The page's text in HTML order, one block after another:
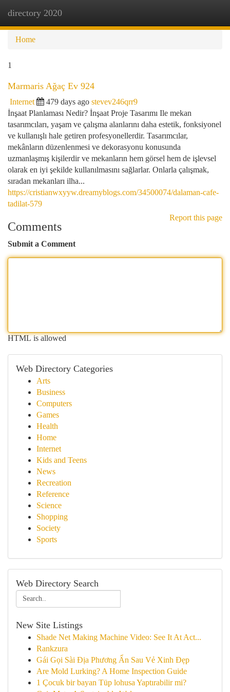
directory 2020
Home
1
Marmaris Ağaç Ev 924
Internet 479 days ago stevev246qrr9
İnşaat Planlaması Nedir? İnşaat Proje Tasarımı Ile mekan
tasarımcıları, yaşam ve çalışma alanlarını daha estetik, fonksiyonel
ve kullanışlı hale getiren profesyonellerdir. Tasarımcılar,
mekânların düzenlenmesi ve dekorasyonu konusunda
uzmanlaşmış kişilerdir ve mekanların hem görsel hem de işlevsel
olarak en iyi şekilde kullanılmasını sağlarlar. Onlarla çalışmak,
sıradan mekanları ilha...
https://cristianwxyyw.dreamyblogs.com/34500074/dalaman-cafe-
tadilat-579
Report this page
Comments
Submit a Comment
HTML is allowed
Web Directory Categories
Arts
Business
Computers
Games
Health
Home
Internet
Kids and Teens
News
Recreation
Reference
Science
Shopping
Society
Sports
Web Directory Search
New Site Listings
Shade Net Making Machine Video: See It At Act...
Rankzura
Gái Gọi Sài Địa Phương Ẩn Sau Vẻ Xinh Đẹp
Are Mold Lurking? A Home Inspection Guide
1 Çocuk bir bayan Tüp lohusa Yaptırabilir mi?